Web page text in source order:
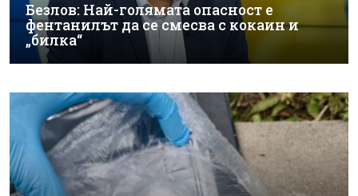
Безлов: Най-голямата опасност е
фентанилът да се смесва с кокаин и
„билка“